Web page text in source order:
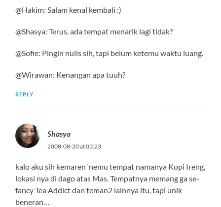
@Hakim: Salam kenal kembali :)
@Shasya: Terus, ada tempat menarik lagi tidak?
@Sofie: Pingin nulis sih, tapi belum ketemu waktu luang.
@Wirawan: Kenangan apa tuuh?
REPLY
Shasya
2008-08-20 at 03:23
kalo aku sih kemaren ‘nemu tempat namanya Kopi Ireng,
lokasi nya di dago atas Mas. Tempatnya memang ga se-
fancy Tea Addict dan teman2 lainnya itu, tapi unik
beneran…